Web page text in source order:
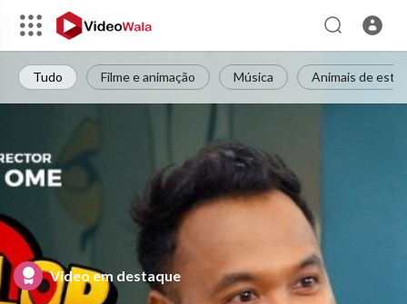
Tudo Filme e animação Música Animais de
Vídeo em destaque